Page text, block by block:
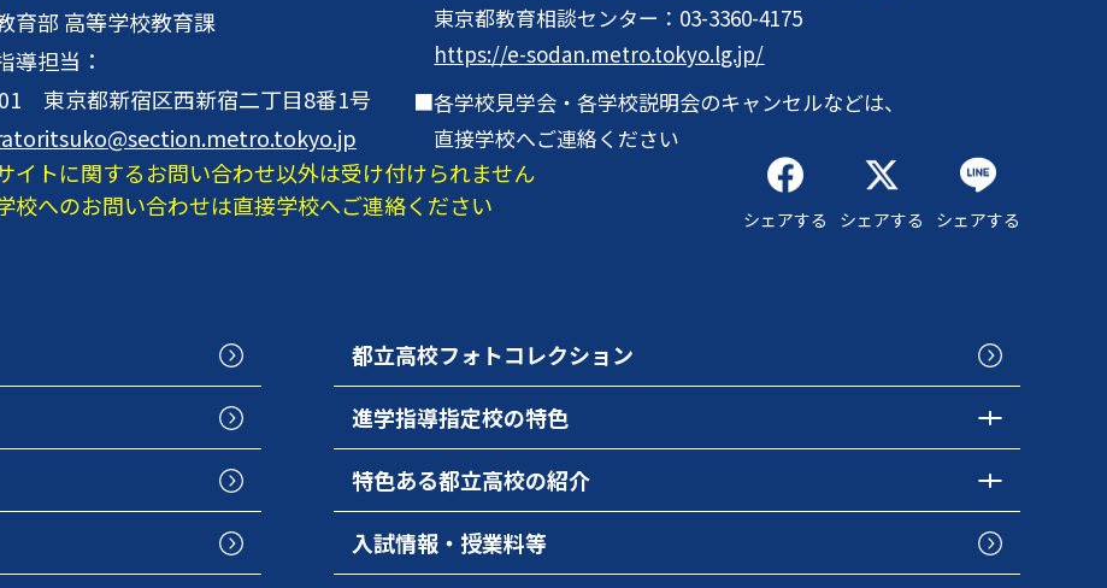
育部 高等学校教育課
導担当：
東京都新宿区西新宿二丁目8番1号
東京都教育相談センター： 03-3360-4175
https://e-sodan.metro.tokyo.lg.jp/
各学校見学会・各学校説明会のキャンセルなどは、
直接学校へご連絡ください
イトに関するお問い合わせ以外は受け付けられません
校へのお問い合わせは直接学校へご連絡ください
シェアする シェアする シェアする
都立高校フォトコレクション
進学指導指定校の特色
特色ある都立高校の紹介
入試情報・授業料等